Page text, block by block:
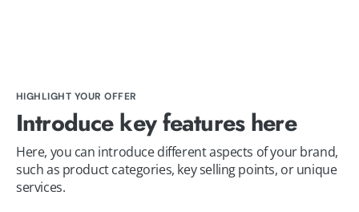
HIGHLIGHT YOUR OFFER
Introduce key features here
Here, you can introduce different aspects of your brand,
such as product categories, key selling points, or unique
services.